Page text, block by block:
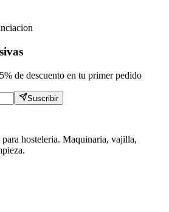
de descuento en tu primer pedido
Suscribir
hosteleria. Maquinaria, vajilla,